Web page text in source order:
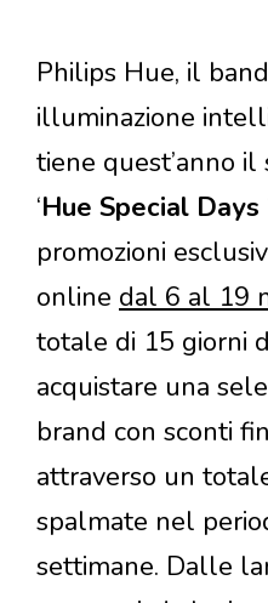
Philips Hue, il
illuminazione
tiene quest’anno
‘Hue Special
promozioni
online dal 6 al 19
totale di 15 giorni
acquistare una
brand con sconti
attraverso un
spalmate nel
settimane. Dalle